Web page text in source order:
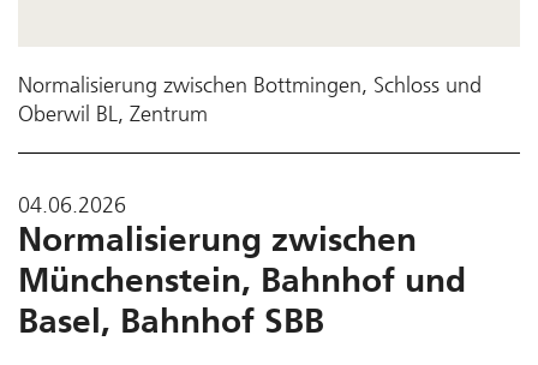
Normalisierung zwischen Bottmingen, Schloss und
Oberwil BL, Zentrum
04.06.2026
Normalisierung zwischen
Münchenstein, Bahnhof und
Basel, Bahnhof SBB